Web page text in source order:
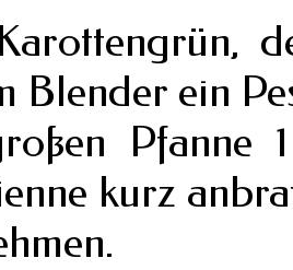
Blender ein
Pfanne
kurz